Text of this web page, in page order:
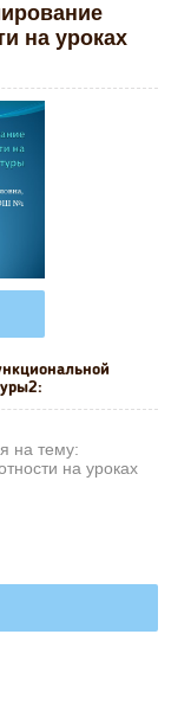
на уроках
на тему:
на уроках